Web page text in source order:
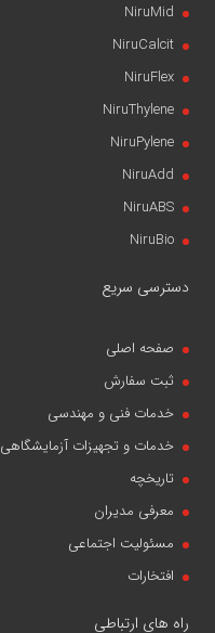
NiruMid
NiruCalcit
NiruFlex
NiruThylene
NiruPylene
NiruAdd
NiruABS
NiruBio
دسترسی سریع
صفحه اصلی
ثبت سفارش
خدمات فنی و مهندسی
خدمات و تجهیزات آزمایشگاهی
تاریخچه
معرفی مدیران
مسئولیت اجتماعی
افتخارات
راه های ارتباطی